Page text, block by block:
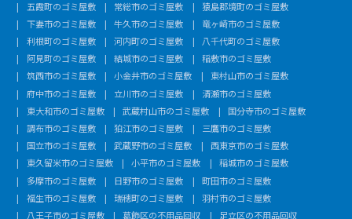
五霞町のゴミ屋敷
常総市のゴミ屋敷
猿島郡境町のゴミ屋敷
下妻市のゴミ屋敷
牛久市のゴミ屋敷
竜ヶ崎市のゴミ屋敷
利根町のゴミ屋敷
河内町のゴミ屋敷
八千代町のゴミ屋敷
阿見町のゴミ屋敷
結城市のゴミ屋敷
稲敷市のゴミ屋敷
筑西市のゴミ屋敷
小金井市のゴミ屋敷
東村山市のゴミ屋敷
府中市のゴミ屋敷
立川市のゴミ屋敷
清瀬市のゴミ屋敷
東大和市のゴミ屋敷
武蔵村山市のゴミ屋敷
国分寺市のゴミ屋敷
調布市のゴミ屋敷
狛江市のゴミ屋敷
三鷹市のゴミ屋敷
国立市のゴミ屋敷
武蔵野市のゴミ屋敷
西東京市のゴミ屋敷
東久留米市のゴミ屋敷
小平市のゴミ屋敷
稲城市のゴミ屋敷
多摩市のゴミ屋敷
日野市のゴミ屋敷
町田市のゴミ屋敷
福生市のゴミ屋敷
瑞穂町のゴミ屋敷
羽村市のゴミ屋敷
八王子市のゴミ屋敷
葛飾区の不用品回収 足立区の不用品回収